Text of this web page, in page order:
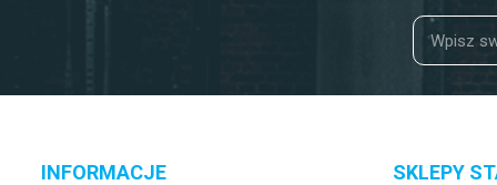
INFORMACJE SKLEPY